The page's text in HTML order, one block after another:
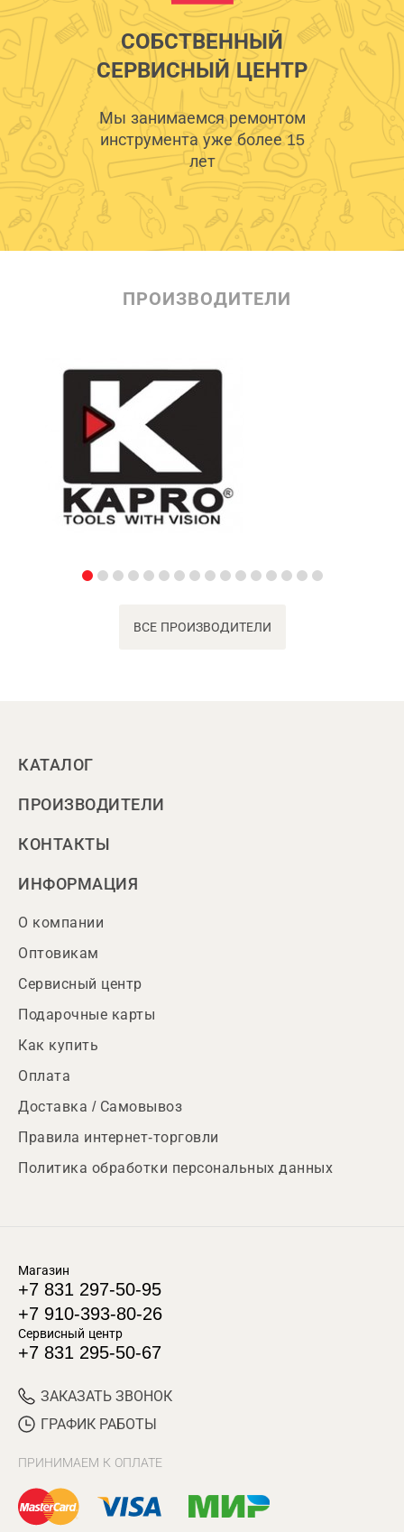
СОБСТВЕННЫЙ
СЕРВИСНЫЙ ЦЕНТР
Мы занимаемся ремонтом
инструмента уже более 15
лет
ПРОИЗВОДИТЕЛИ
ВСЕ ПРОИЗВОДИТЕЛИ
КАТАЛОГ
ПРОИЗВОДИТЕЛИ
КОНТАКТЫ
ИНФОРМАЦИЯ
О компании
Оптовикам
Сервисный центр
Подарочные карты
Как купить
Оплата
Доставка / Самовывоз
Правила интернет-торговли
Политика обработки персональных данных
Магазин
+7 831 297-50-95
+7 910-393-80-26
Сервисный центр
+7 831 295-50-67
ЗАКАЗАТЬ ЗВОНОК
ГРАФИК РАБОТЫ
ПРИНИМАЕМ К ОПЛАТЕ